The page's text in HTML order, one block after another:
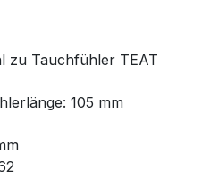
zu Tauchfühler TEAT
105 mm